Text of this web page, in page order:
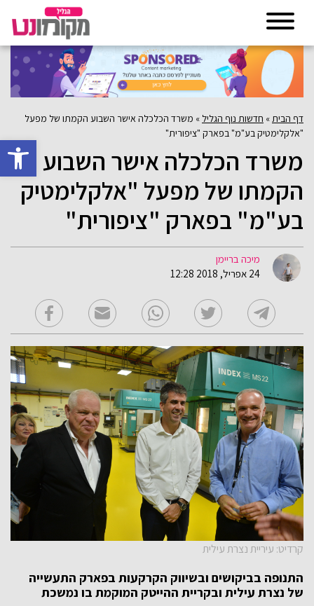
פתח
דף הבית » חדשות נוף הגליל » משרד הכלכלה אישר השבוע הקמתו של מפעל
"אלקלימטיק בע"מ" בפארק "ציפורית"
משרד הכלכלה אישר השבוע
הקמתו של מפעל "אלקלימטיק
בע"מ" בפארק "ציפורית"
מיכה בריימן
24 אפריל, 2018 12:28
קרדיט: עיריית נצרת עילית
התנופה בביקושים ובשיווק הקרקעות בפארק התעשייה
של נצרת עילית ובקריית ההייטק המוקמת בו נמשכת